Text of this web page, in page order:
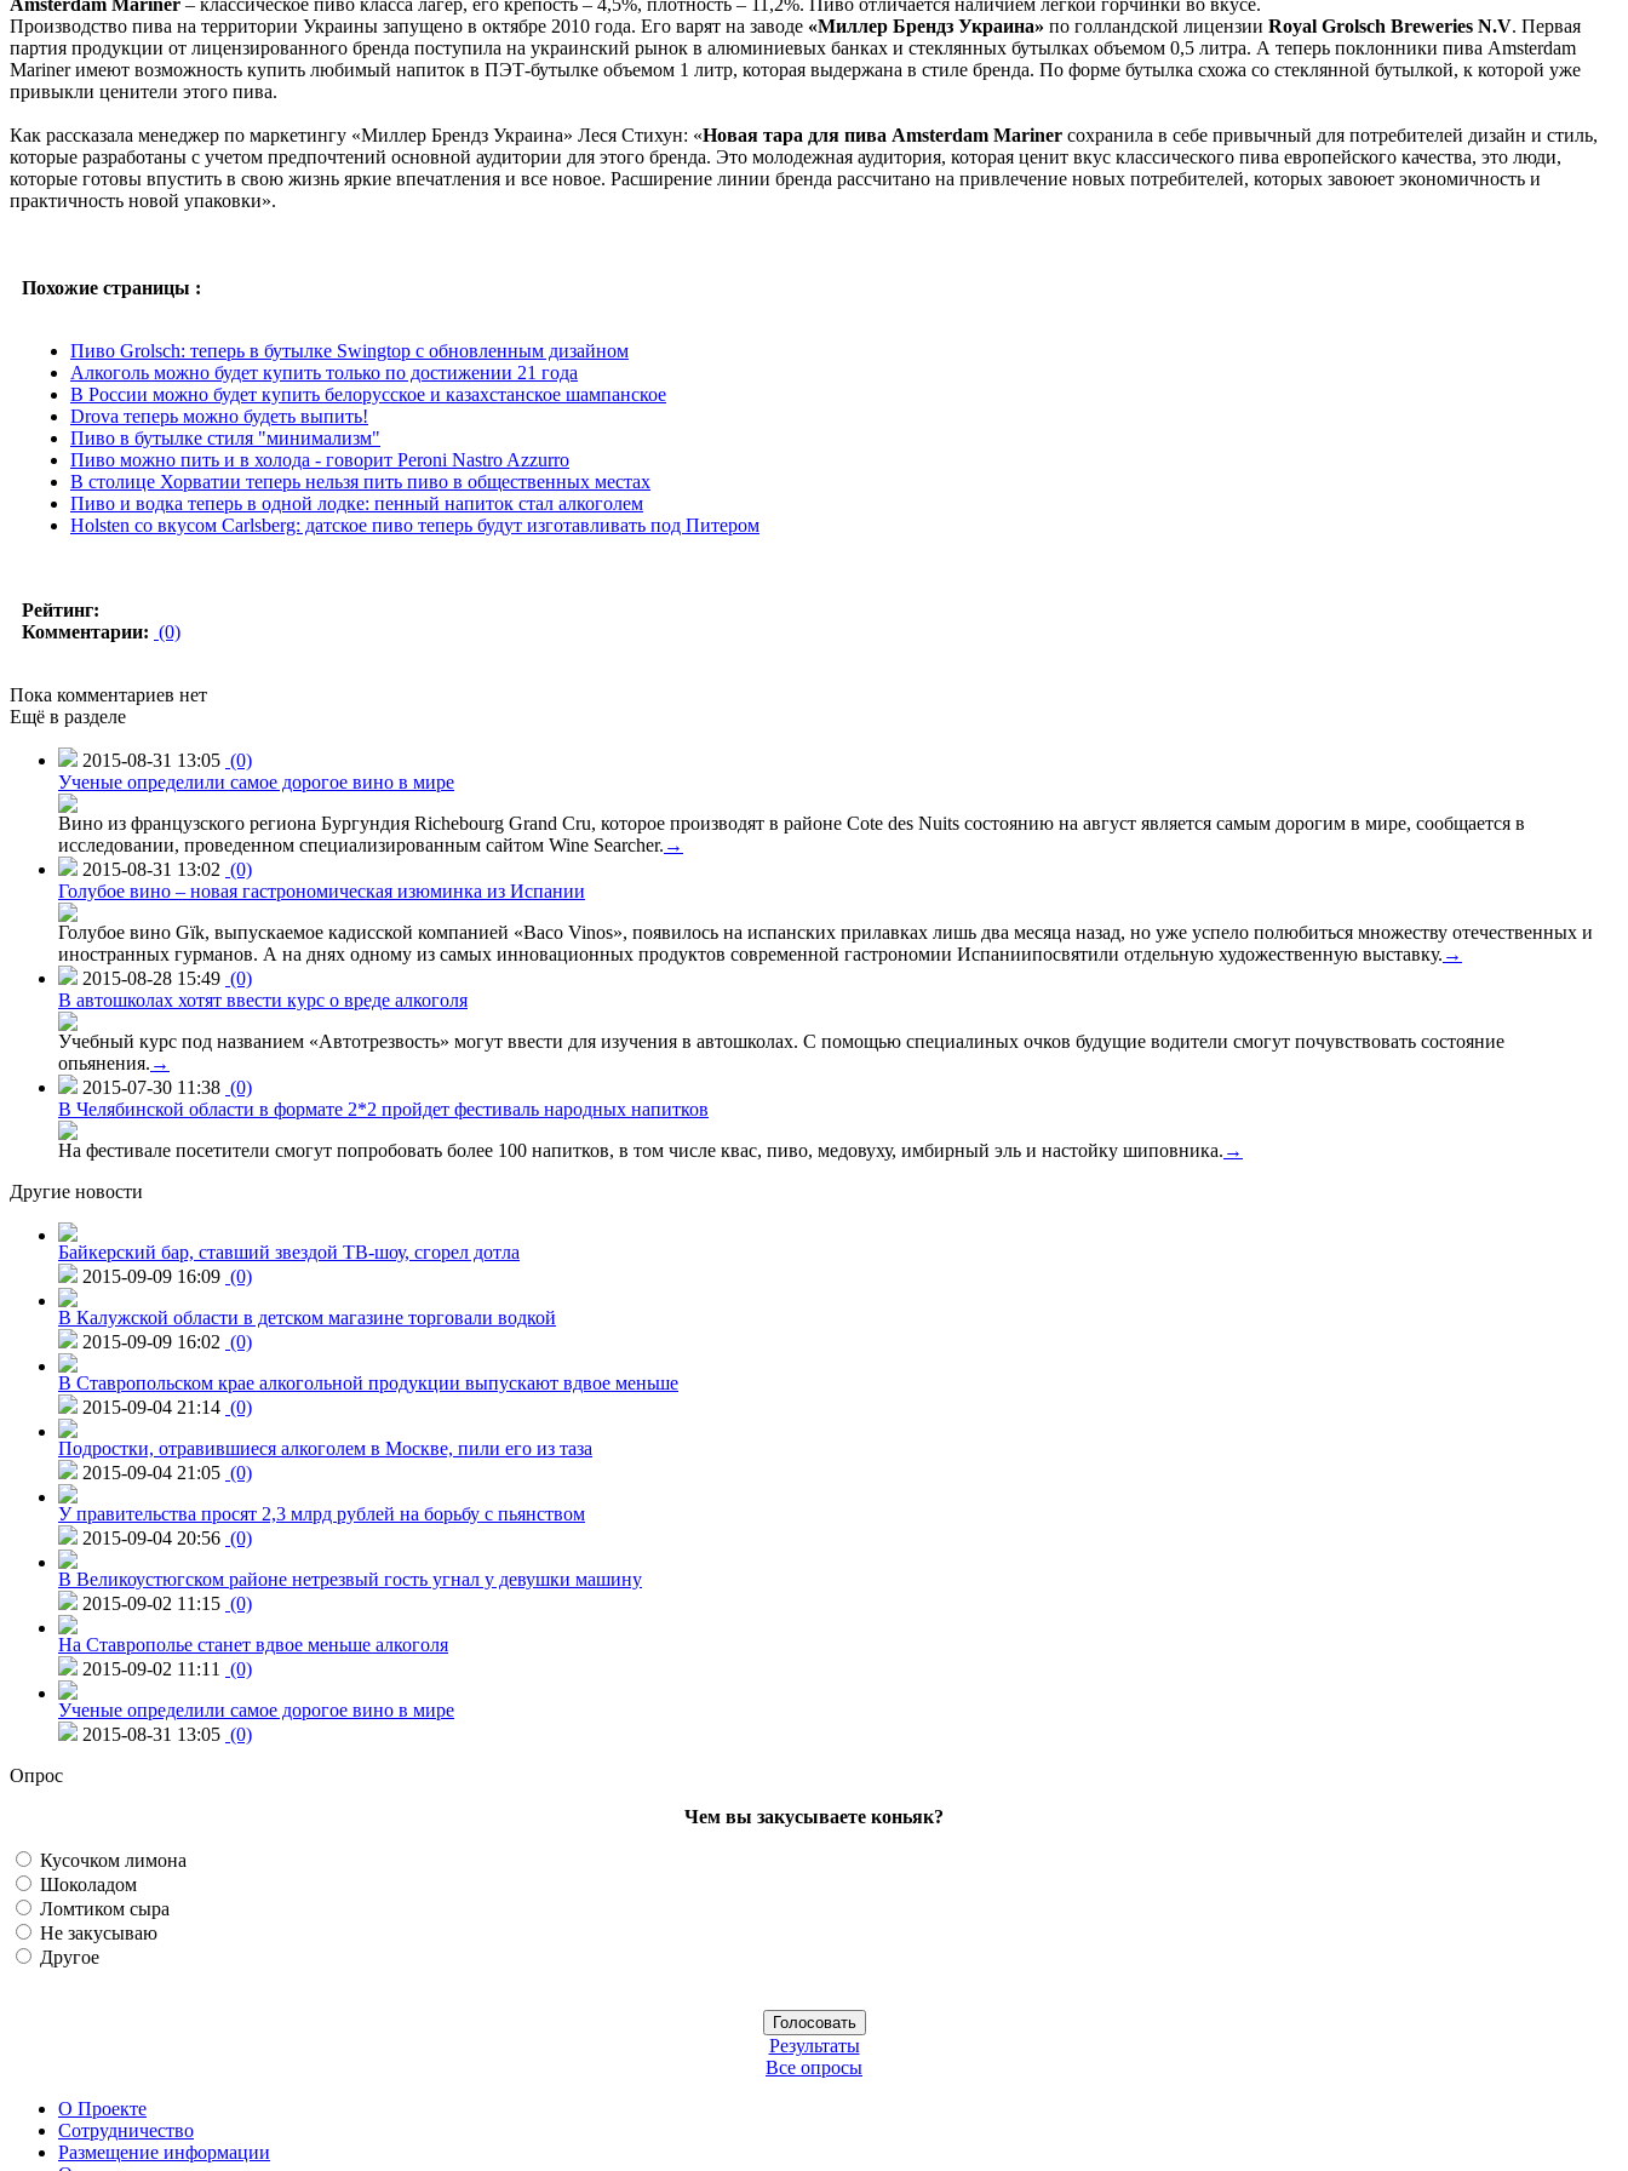
Производство пива на территории Украины запущено в октябре 2010 года. Его варят на заводе «Миллер Брендз Украина» по голландской лицензии Royal Grolsch Breweries N.V. Первая
партия продукции от лицензированного бренда поступила на украинский рынок в алюминиевых банках и стеклянных бутылках объемом 0,5 литра. А теперь поклонники пива Amsterdam
Mariner имеют возможность купить любимый напиток в ПЭТ-бутылке объемом 1 литр, которая выдержана в стиле бренда. По форме бутылка схожа со стеклянной бутылкой, к которой уже
привыкли ценители этого пива.
Как рассказала менеджер по маркетингу «Миллер Брендз Украина» Леся Стихун: «Новая тара для пива Amsterdam Mariner сохранила в себе привычный для потребителей дизайн и стиль,
которые разработаны с учетом предпочтений основной аудитории для этого бренда. Это молодежная аудитория, которая ценит вкус классического пива европейского качества, это люди,
которые готовы впустить в свою жизнь яркие впечатления и все новое. Расширение линии бренда рассчитано на привлечение новых потребителей, которых завоюет экономичность и
практичность новой упаковки».
Похожие страницы :
Пиво Grolsch: теперь в бутылке Swingtop с обновленным дизайном
Алкоголь можно будет купить только по достижении 21 года
В России можно будет купить белорусское и казахстанское шампанское
Drova теперь можно будеть выпить!
Пиво в бутылке стиля "минимализм"
Пиво можно пить и в холода - говорит Peroni Nastro Azzurro
В столице Хорватии теперь нельзя пить пиво в общественных местах
Пиво и водка теперь в одной лодке: пенный напиток стал алкоголем
Holsten со вкусом Carlsberg: датское пиво теперь будут изготавливать под Питером
Рейтинг:
Комментарии: (0)
Пока комментариев нет
Ещё в разделе
2015-08-31 13:05 (0)
Ученые определили самое дорогое вино в мире
Вино из французского региона Бургундия Richebourg Grand Cru, которое производят в районе Cote des Nuits состоянию на август является самым дорогим в мире, сообщается в
исследовании, проведенном специализированным сайтом Wine Searcher. →
2015-08-31 13:02 (0)
Голубое вино – новая гастрономическая изюминка из Испании
Голубое вино Gïk, выпускаемое кадисской компанией «Baco Vinos», появилось на испанских прилавках лишь два месяца назад, но уже успело полюбиться множеству отечественных и
иностранных гурманов. А на днях одному из самых инновационных продуктов современной гастрономии Испаниипосвятили отдельную художественную выставку. →
2015-08-28 15:49 (0)
В автошколах хотят ввести курс о вреде алкоголя
Учебный курс под названием «Автотрезвость» могут ввести для изучения в автошколах. С помощью специалиных очков будущие водители смогут почувствовать состояние
опьянения. →
2015-07-30 11:38 (0)
В Челябинской области в формате 2*2 пройдет фестиваль народных напитков
На фестивале посетители смогут попробовать более 100 напитков, в том числе квас, пиво, медовуху, имбирный эль и настойку шиповника. →
Другие новости
Байкерский бар, ставший звездой ТВ-шоу, сгорел дотла
2015-09-09 16:09 (0)
В Калужской области в детском магазине торговали водкой
2015-09-09 16:02 (0)
В Ставропольском крае алкогольной продукции выпускают вдвое меньше
2015-09-04 21:14 (0)
Подростки, отравившиеся алкоголем в Москве, пили его из таза
2015-09-04 21:05 (0)
У правительства просят 2,3 млрд рублей на борьбу с пьянством
2015-09-04 20:56 (0)
В Великоустюгском районе нетрезвый гость угнал у девушки машину
2015-09-02 11:15 (0)
На Ставрополье станет вдвое меньше алкоголя
2015-09-02 11:11
(0)
Ученые определили самое дорогое вино в мире
2015-08-31 13:05 (0)
Опрос
Чем вы закусываете коньяк?
Кусочком лимона
Шоколадом
Ломтиком сыра
Не закусываю
Другое
Результаты
Все опросы
О Проекте
Сотрудничество
Размещение информации